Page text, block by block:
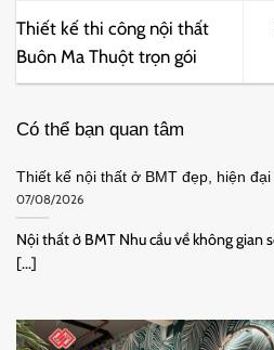
Thiết kế thi công nội thất
Buôn Ma Thuột trọn gói
Có thể bạn quan tâm
Thiết kế nội thất ở BMT đẹp, hiện đại
07/08/2026
Nội thất ở BMT Nhu cầu về không gian
[...]